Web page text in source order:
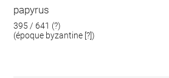
papyrus
395 / 641 (?)
(époque byzantine [?])